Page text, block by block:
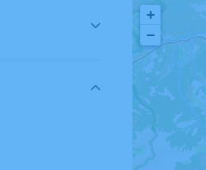
+
−